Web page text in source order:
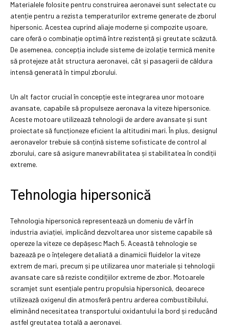
Materialele folosite pentru construirea aeronavei sunt selectate cu
atenție pentru a rezista temperaturilor extreme generate de zborul
hipersonic. Acestea cuprind aliaje moderne și compozite ușoare,
care oferă o combinație optimă între rezistență și greutate scăzută.
De asemenea, concepția include sisteme de izolație termică menite
să protejeze atât structura aeronavei, cât și pasagerii de căldura
intensă generată în timpul zborului.
Un alt factor crucial în concepție este integrarea unor motoare
avansate, capabile să propulseze aeronava la viteze hipersonice.
Aceste motoare utilizează tehnologii de ardere avansate și sunt
proiectate să funcționeze eficient la altitudini mari. În plus, designul
aeronavelor trebuie să conțină sisteme sofisticate de control al
zborului, care să asigure manevrabilitatea și stabilitatea în condiții
extreme.
Tehnologia hipersonică
Tehnologia hipersonică representează un domeniu de vârf în
industria aviației, implicând dezvoltarea unor sisteme capabile să
opereze la viteze ce depășesc Mach 5. Această tehnologie se
bazează pe o înțelegere detaliată a dinamicii fluidelor la viteze
extrem de mari, precum și pe utilizarea unor materiale și tehnologii
avansate care să reziste condițiilor extreme de zbor. Motoarele
scramjet sunt esențiale pentru propulsia hipersonică, deoarece
utilizează oxigenul din atmosferă pentru arderea combustibilului,
eliminând necesitatea transportului oxidantului la bord și reducând
astfel greutatea totală a aeronavei.